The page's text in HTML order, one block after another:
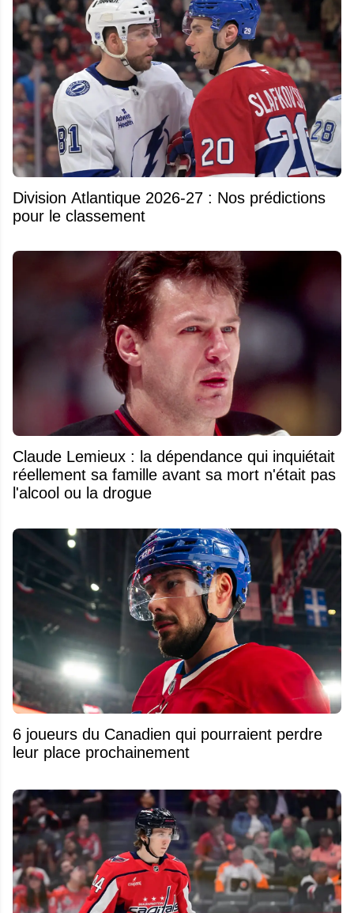
Division Atlantique 2026-27 : Nos prédictions
pour le classement
Claude Lemieux : la dépendance qui inquiétait
réellement sa famille avant sa mort n'était pas
l'alcool ou la drogue
6 joueurs du Canadien qui pourraient perdre
leur place prochainement